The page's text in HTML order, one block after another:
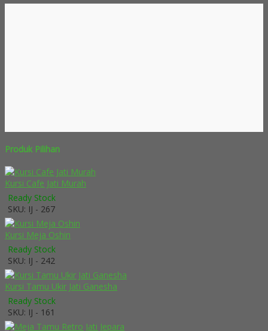
Produk Pilihan
Kursi Cafe Jati Murah
Ready Stock
SKU: IJ - 267
Kursi Meja Oshin
Ready Stock
SKU: IJ - 242
Kursi Tamu Ukir Jati Ganesha
Ready Stock
SKU: IJ - 161